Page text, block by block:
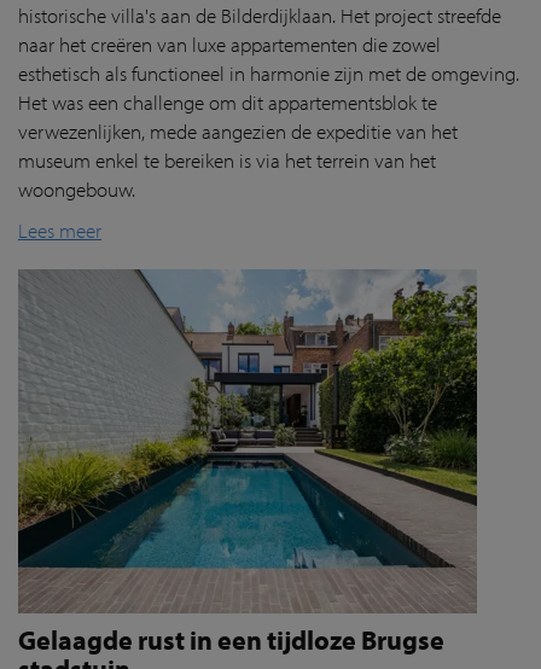
historische villa's aan de Bilderdijklaan. Het project streefde
naar het creëren van luxe appartementen die zowel
esthetisch als functioneel in harmonie zijn met de omgeving.
Het was een challenge om dit appartementsblok te
verwezenlijken, mede aangezien de expeditie van het
museum enkel te bereiken is via het terrein van het
woongebouw.
Lees meer
Gelaagde rust in een tijdloze Brugse